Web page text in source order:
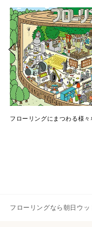
フローリングにまつわる様々
フローリングなら朝日ウ